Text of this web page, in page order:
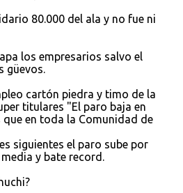
80.000 del ala y no fue ni
los empresarios salvo el
güevos.
cartón piedra y timo de la
titulares "El paro baja en
que en toda la Comunidad de
siguientes el paro sube por
y bate record.